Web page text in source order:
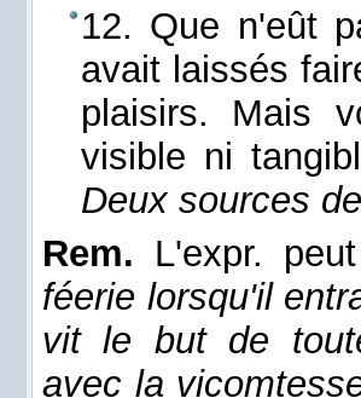
12. Que n'eût
avait laissés
plaisirs. Mais
visible ni
Deux sources
Rem. L'expr.
féerie lorsqu'il
vit le but de
avec la